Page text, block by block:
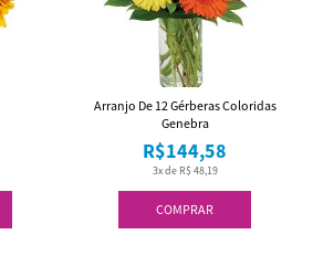
COMPRAR
3x de R$ 48,19
R$144,58
Arranjo De 12 Gérberas Coloridas
Genebra